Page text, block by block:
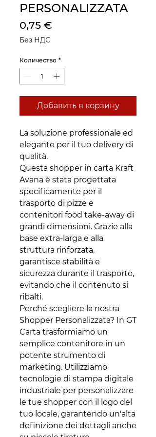
PERSONALIZZATA
0,75 €
Без НДС
Количество *
Добавить в корзину
La soluzione professionale ed
elegante per il tuo delivery di
qualità.
Questa shopper in carta Kraft
Avana è stata progettata
specificamente per il
trasporto di pizze e
contenitori food take-away di
grandi dimensioni. Grazie alla
base extra-larga e alla
struttura rinforzata,
garantisce stabilità e
sicurezza durante il trasporto,
evitando che il contenuto si
ribalti.
Perché scegliere la nostra
Shopper Personalizzata? In GT
Carta trasformiamo un
semplice contenitore in un
potente strumento di
marketing. Utilizziamo
tecnologie di stampa digitale
industriale per personalizzare
le tue shopper con il logo del
tuo locale, garantendo un'alta
definizione dei dettagli anche